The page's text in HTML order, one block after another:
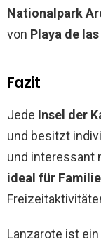
Nationalpark
von Playa de
Fazit
Jede Insel der
und besitzt
und interessant
ideal für
Lanzarote ist